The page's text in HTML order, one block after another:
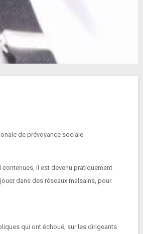
de prévoyance sociale
il est devenu pratiquement
dans des réseaux malsains, pour
qui ont échoué, sur les dirigeants